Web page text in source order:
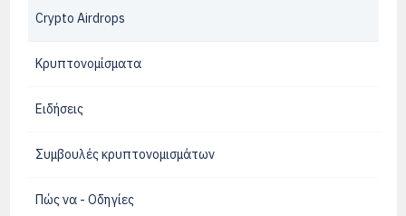
Crypto Airdrops
Κρυπτονομίσματα
Ειδήσεις
Συμβουλές κρυπτονομισμάτων
Πώς να - Οδηγίες